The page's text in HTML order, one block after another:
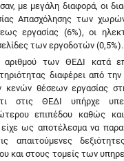
με μεγάλη διαφορά, οι
Απασχόλησης των
εργασίας (6%), οι
των εργοδοτών (0,5%).
των ΘΕΔΙ κατά
διαφέρει από
θέσεων εργασίας
στις ΘΕΔΙ υπήρχε
επιπέδου καθώς
ως αποτέλεσμα να
απαιτούμενες
και στους τομείς των